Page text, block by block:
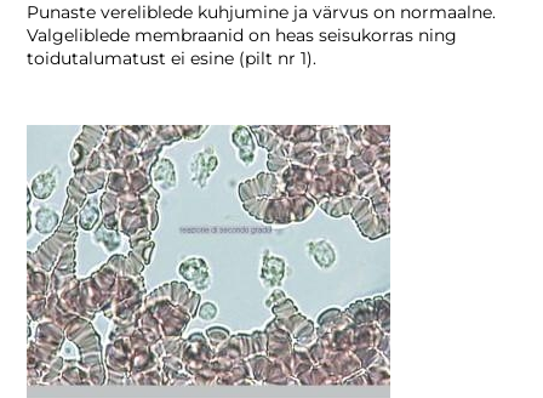
Punaste vereliblede kuhjumine ja värvus on normaalne.
Valgeliblede membraanid on heas seisukorras ning
toidutalumatust ei esine (pilt nr 1).